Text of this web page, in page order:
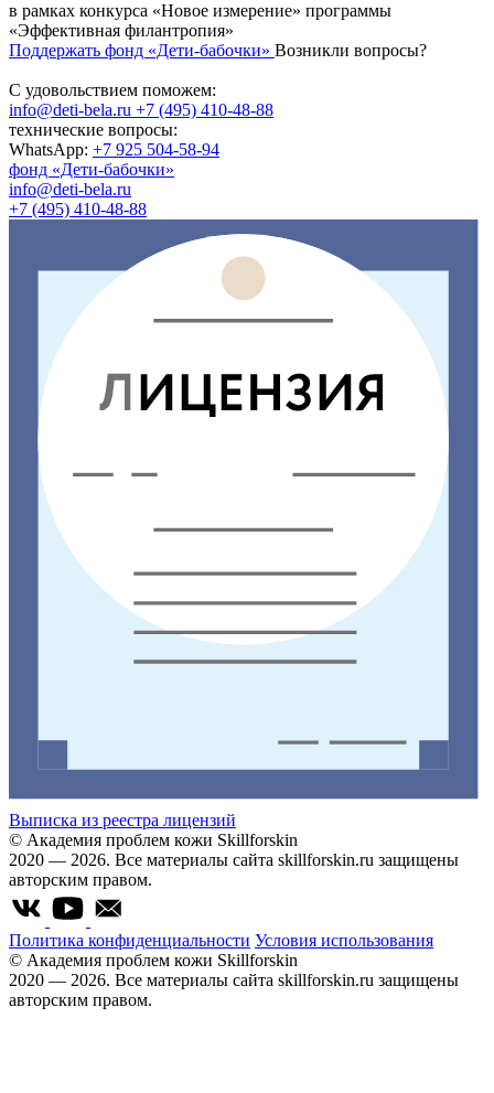
в рамках конкурса «Новое измерение» программы
«Эффективная филантропия»
Поддержать фонд «Дети-бабочки» Возникли вопросы?
С удовольствием поможем:
info@deti-bela.ru +7 (495) 410-48-88
технические вопросы:
WhatsApp: +7 925 504-58-94
фонд «Дети-бабочки»
info@deti-bela.ru
+7 (495) 410-48-88
Выписка из реестра лицензий
© Академия проблем кожи Skillforskin
2020 — 2026. Все материалы сайта skillforskin.ru защищены
авторским правом.
Политика конфиденциальности Условия использования
© Академия проблем кожи Skillforskin
2020 — 2026. Все материалы сайта skillforskin.ru защищены
авторским правом.